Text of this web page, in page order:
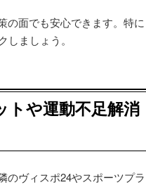
の面でも安心できます。特に
ましょう。
トや運動不足解消
のヴィスポ24やスポーツプラ